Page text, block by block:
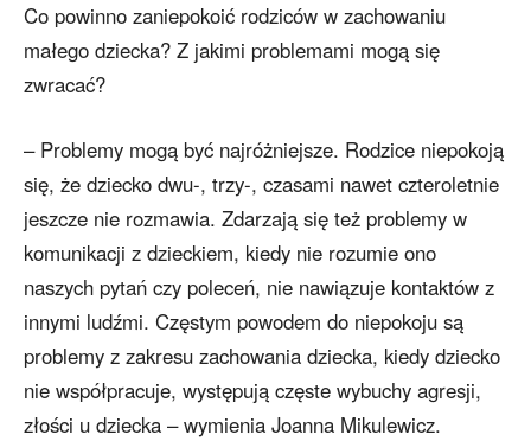
Co powinno zaniepokoić rodziców w zachowaniu
małego dziecka? Z jakimi problemami mogą się
zwracać?
– Problemy mogą być najróżniejsze. Rodzice niepokoją
się, że dziecko dwu-, trzy-, czasami nawet czteroletnie
jeszcze nie rozmawia. Zdarzają się też problemy w
komunikacji z dzieckiem, kiedy nie rozumie ono
naszych pytań czy poleceń, nie nawiązuje kontaktów z
innymi ludźmi. Częstym powodem do niepokoju są
problemy z zakresu zachowania dziecka, kiedy dziecko
nie współpracuje, występują częste wybuchy agresji,
złości u dziecka – wymienia Joanna Mikulewicz.